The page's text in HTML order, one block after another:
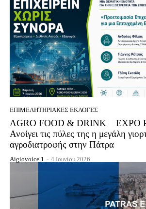
EΠΙΜΕΛΗΤΗΡΙΑΚΈΣ ΕΚΛΟΓΈΣ
AGRO FOOD & DRINK – EXPO
Ανοίγει τις πύλες της η μεγάλη
αγροδιατροφής στην Πάτρα
Aigiovoice 1 - 4 Ιουνίου 2026